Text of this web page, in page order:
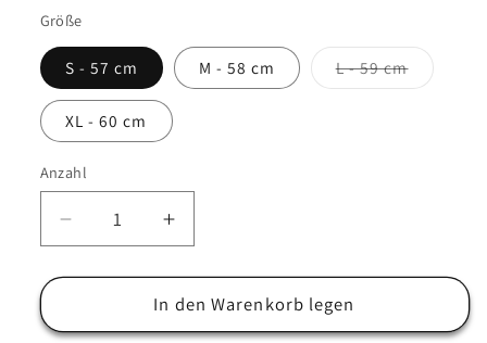
Größe
S - 57 cm M - 58 cm L - 59 cmVariante
XL - 60 cm
Anzahl
Anzahl
Verringere
die
Menge
Armee-
Erhöhe
die
Menge
für
Armee-
In den Warenkorb legen